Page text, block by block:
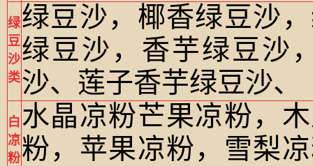
绿
豆
沙
类
绿豆沙，椰香绿豆沙
绿豆沙，香芋绿豆沙
沙、莲子香芋绿豆沙、
白
凉
粉
水晶凉粉芒果凉粉，
粉，苹果凉粉，雪梨